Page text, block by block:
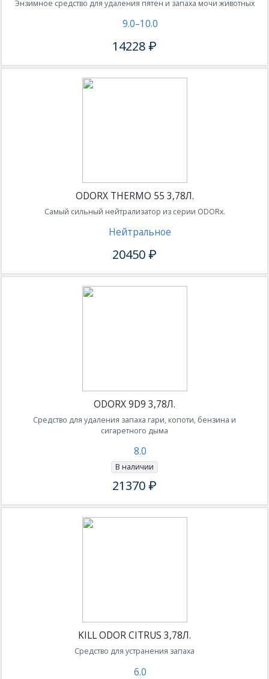
Энзимное средство для удаления пятен и запаха мочи животных
9.0–10.0
14228 ₽
ODORX THERMO 55 3,78Л.
Самый сильный нейтрализатор из серии ODORx.
Нейтральное
20450 ₽
ODORX 9D9 3,78Л.
Средство для удаления запаха гари, копоти, бензина и
сигаретного дыма
8.0
В наличии
21370 ₽
KILL ODOR CITRUS 3,78Л.
Средство для устранения запаха
6.0